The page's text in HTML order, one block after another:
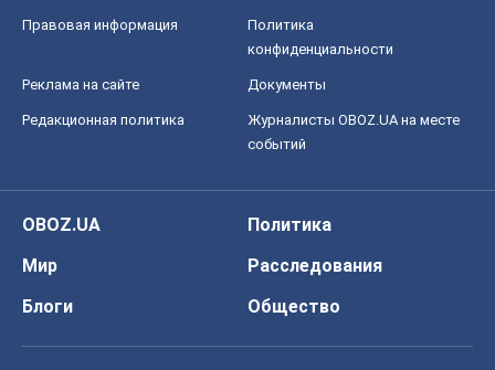
Правовая информация
Политика
конфиденциальности
Реклама на сайте Документы
Редакционная политика
Журналисты OBOZ.UA на месте
событий
OBOZ.UA
Политика
Мир
Расследования
Блоги
Общество